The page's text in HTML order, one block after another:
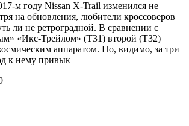
м году Nissan X-Trail изменился не
на обновления, любители кроссоверов
ли не ретроградной. В сравнении с
«Икс-Трейлом» (Т31) второй (Т32)
аппаратом. Но, видимо, за три
к нему привык